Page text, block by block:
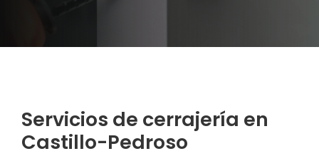
Servicios de cerrajería en
Castillo-Pedroso